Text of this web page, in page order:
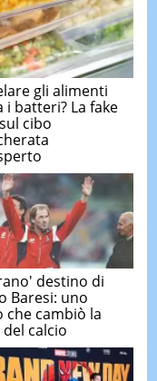
gli alimenti
i batteri? La fake
cibo
destino di
Baresi: uno
che cambiò la
calcio